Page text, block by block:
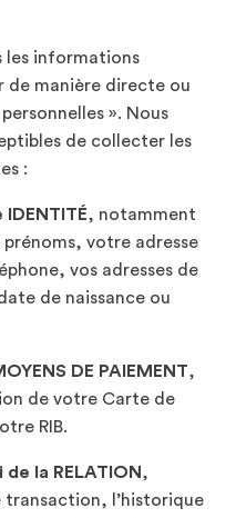
les informations
manière directe ou
». Nous
de collecter les
:
, notamment
votre adresse
vos adresses de
de naissance ou
DE PAIEMENT,
de votre Carte de
RIB.
de la RELATION ,
l’historique